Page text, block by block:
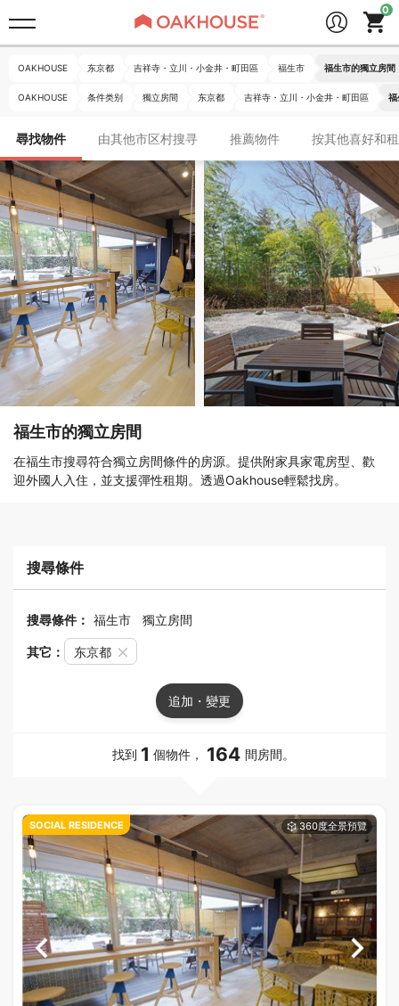
OAKHOUSE 东京都 吉祥寺・立川・小金井・町田區 福生市 福生市的獨立房間
OAKHOUSE 条件类别 獨立房間 东京都 吉祥寺・立川・小金井・町田區 福
尋找物件 由其他市区村搜寻 推薦物件 按其他喜好和
福生市的獨立房間
在福生市搜尋符合獨立房間條件的房源。提供附家具家電房型、歡
迎外國人入住，並支援彈性租期。透過Oakhouse輕鬆找房。
搜尋條件
搜尋條件： 福生市 獨立房間
其它： 东京都
追加・變更
找到 1 個物件， 164 間房間。
SOCIAL RESIDENCE